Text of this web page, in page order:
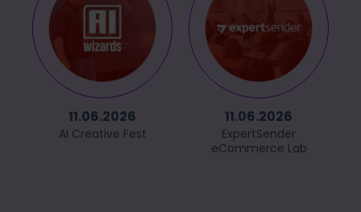
11.06.2026
AI Creative Fest
11.06.2026
ExpertSender
eCommerce Lab